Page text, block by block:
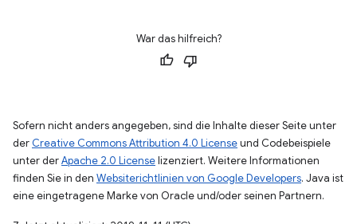
War das hilfreich?
Sofern nicht anders angegeben, sind die Inhalte dieser Seite unter
der Creative Commons Attribution 4.0 Licenseund Codebeispiele
unter derApache 2.0 Licenselizenziert. Weitere Informationen
finden Sie in den Websiterichtlinien von Google Developers. Java ist
eine eingetragene Marke von Oracle und/oder seinen Partnern.